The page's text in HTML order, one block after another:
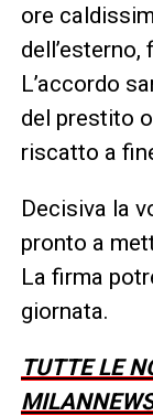
ore
L’accordo
del prestito
riscatto a
Decisiva la
pronto a
La firma
giornata.
TUTTE LE